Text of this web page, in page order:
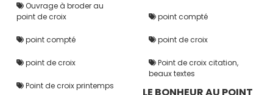
Ouvrage à broder au
point de croix
point compté
point de croix
Point de croix printemps
point compté
point de croix
Point de croix citation,
beaux textes